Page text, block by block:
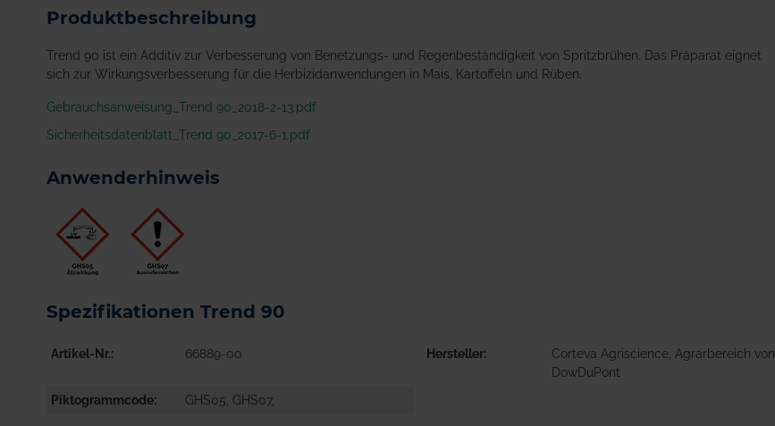
springen
Produktbeschreibung
Trend 90 ist ein Additiv zur Verbesserung von Benetzungs- und Regenbeständigkeit von Spritzbrühen. Das Präparat eignet
sich zur Wirkungsverbesserung für die Herbizidanwendungen in Mais, Kartoffeln und Rüben.
Gebrauchsanweisung_Trend 90_2018-2-13.pdf
Sicherheitsdatenblatt_Trend 90_2017-6-1.pdf
Anwenderhinweis
Spezifikationen Trend 90
Artikel-Nr. 66889-00 Hersteller
Corteva Agriscience, Agrarbereich von
DowDuPont
Piktogrammcode
GHS05, GHS07,